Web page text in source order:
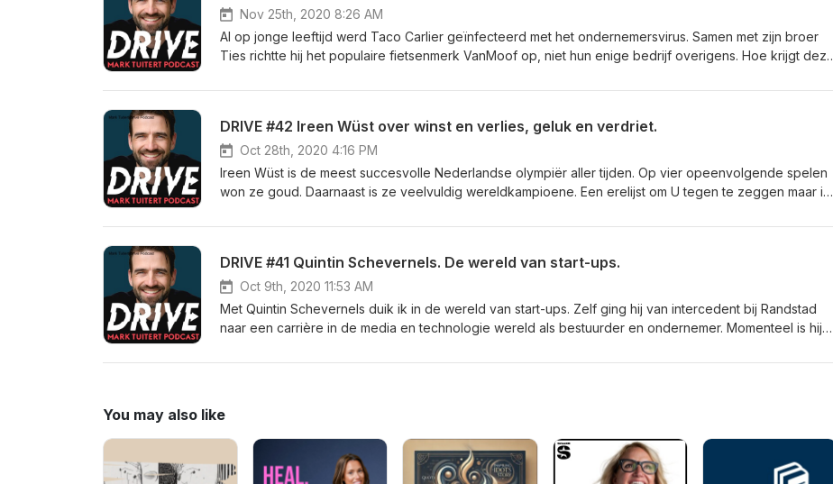
Nov 25th, 2020 8:26 AM
Al op jonge leeftijd werd Taco Carlier geïnfecteerd met het ondernemersvirus. Samen met zijn broer
Ties richtte hij het populaire fietsenmerk VanMoof op, niet hun enige bedrijf overigens. Hoe krijgt deze
doorbraak en het moment waarop alles net kantje boord goed gaat. Luister naar en leer van Taco
DRIVE #42 Ireen Wüst over winst en verlies, geluk en verdriet.
Oct 28th, 2020 4:16 PM
Ireen Wüst is de meest succesvolle Nederlandse olympiër aller tijden. Op vier opeenvolgende spelen
won ze goud. Daarnaast is ze veelvuldig wereldkampioene. Een erelijst om U tegen te zeggen maar in
op en top volwassen sportvrouw. We hebben het over die ontwikkeling. Over winst en verlies en tot
vergeten en kunnen leren van Paulien. Luister naar en leer van Ireen Wüst.
DRIVE #41 Quintin Schevernels. De wereld van start-ups.
Oct 9th, 2020 11:53 AM
Met Quintin Schevernels duik ik in de wereld van start-ups. Zelf ging hij van intercedent bij Randstad
naar een carrière in de media en technologie wereld als bestuurder en ondernemer. Momenteel is hij
volgen. Van product naar markt tot investeringen en opschalen. Genoemd: Suits en Hoodies, het boek
You may also like